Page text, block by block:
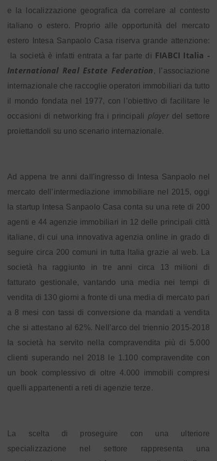
e la localizzazione geografica da correlare al contesto
italiano o estero. Proprio alle opportunità del mercato
estero Intesa Sanpaolo Casa riserva grande attenzione:
la società è infatti entrata a far parte di FIABCI Italia -
International Real Estate Federation , l’associazione
internazionale che raccoglie operatori immobiliari da tutto
il mondo fondata nel 1977, con l’obiettivo di facilitare le
occasioni di networking fra i principali player del settore
proiettandoli su uno scenario internazionale.
Ad appena tre anni dall'ingresso di Intesa Sanpaolo nel
mercato dell’intermediazione immobiliare nel 2015, oggi
la startup Intesa Sanpaolo Casa conta su una rete di 200
agenti e 44 agenzie immobiliari in 12 delle principali città
italiane, di cui una innovativa agenzia online in grado di
seguire circa 200 comuni in tutta Italia grazie al web. La
società ha raggiunto in tre anni circa 13 milioni di
fatturato gestionale, vantando una media nei tempi di
vendita di 130 giorni a fronte di una media di mercato pari
a 8 mesi con tassi di conversione da mandati a vendita
che si attestano al 62%. Nell’arco del triennio 2015-2018
la società ha servito nella compravendita più di 5.000
clienti superando nel 2018 le 1.100 compravendite con
un book complessivo di oltre 4.000 immobili compresi
quelli appartenenti a reti di agenzie terze.
La scelta di proseguire con una ulteriore
specializzazione nel settore rappresenta una